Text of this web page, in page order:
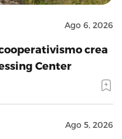
Ago 6, 2026
crea
Center
Ago 5, 2026